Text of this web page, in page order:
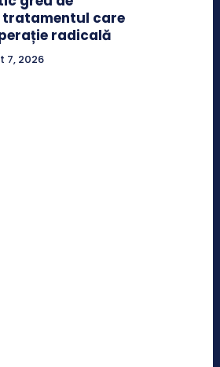
care
radicală
7, 2026